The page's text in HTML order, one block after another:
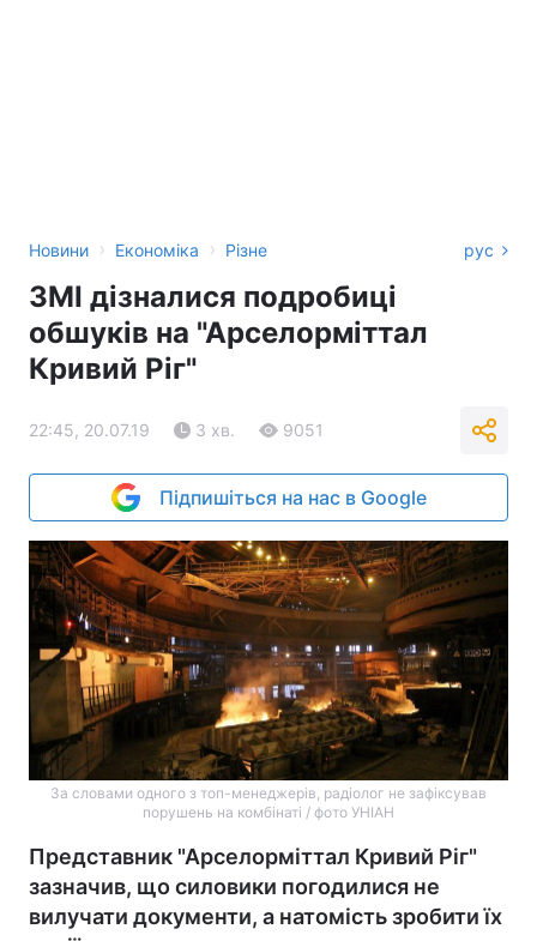
Новини › Економіка › Різне рус
ЗМІ дізналися подробиці
обшуків на "Арселорміттал
Кривий Ріг"
22:45, 20.07.19 3 хв. 9051
Підпишіться на нас в Google
За словами одного з топ-менеджерів, радіолог не зафіксував
порушень на комбінаті / фото УНІАН
Представник "Арселорміттал Кривий Ріг"
зазначив, що силовики погодилися не
вилучати документи, а натомість зробити їх